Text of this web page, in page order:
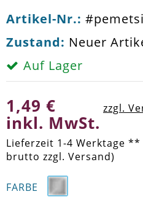
Artikel-Nr.:
Zustand: Neuer
Auf Lager
1,49 €
inkl. MwSt.
zzgl.
Lieferzeit 1-4 Werktage
brutto zzgl. Versand)
FARBE